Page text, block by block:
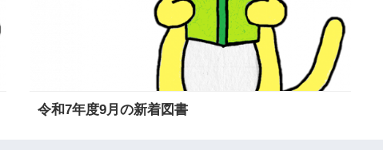
令和7年度9月の新着図書